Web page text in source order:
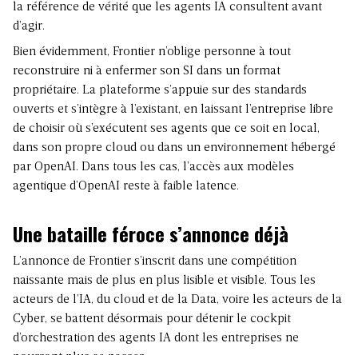
la référence de vérité que les agents IA consultent avant
d’agir.
Bien évidemment, Frontier n’oblige personne à tout
reconstruire ni à enfermer son SI dans un format
propriétaire. La plateforme s’appuie sur des standards
ouverts et s’intègre à l’existant, en laissant l’entreprise libre
de choisir où s’exécutent ses agents que ce soit en local,
dans son propre cloud ou dans un environnement hébergé
par OpenAI. Dans tous les cas, l’accès aux modèles
agentique d’OpenAI reste à faible latence.
Une bataille féroce s’annonce déjà
L’annonce de Frontier s’inscrit dans une compétition
naissante mais de plus en plus lisible et visible. Tous les
acteurs de l’IA, du cloud et de la Data, voire les acteurs de la
Cyber, se battent désormais pour détenir le cockpit
d’orchestration des agents IA dont les entreprises ne